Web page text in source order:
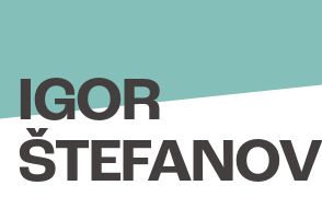
IGOR
ŠTEFANOV